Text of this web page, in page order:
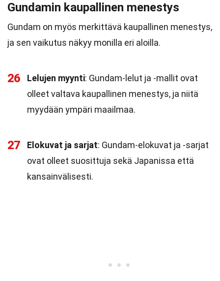
Gundamin kaupallinen menestys
Gundam on myös merkittävä kaupallinen menestys,
ja sen vaikutus näkyy monilla eri aloilla.
26 Lelujen myynti: Gundam-lelut ja -mallit ovat
olleet valtava kaupallinen menestys, ja niitä
myydään ympäri maailmaa.
27 Elokuvat ja sarjat: Gundam-elokuvat ja -sarjat
ovat olleet suosittuja sekä Japanissa että
kansainvälisesti.